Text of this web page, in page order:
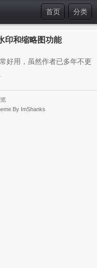
分类
首页
印和缩略图功能
用，虽然作者已多年不更
By ImShanks